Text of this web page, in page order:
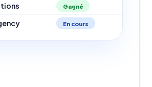
Gagné
En cours